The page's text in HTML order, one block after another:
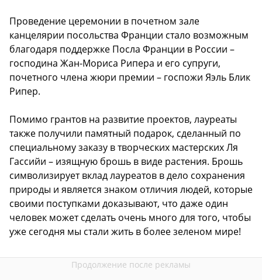
Проведение церемонии в почетном зале
канцелярии посольства Франции стало возможным
благодаря поддержке Посла Франции в России –
господина Жан-Мориса Рипера и его супруги,
почетного члена жюри премии – госпожи Яэль Блик
Рипер.
Помимо грантов на развитие проектов, лауреаты
также получили памятный подарок, сделанный по
специальному заказу в творческих мастерских Ля
Гассийи – изящную брошь в виде растения. Брошь
символизирует вклад лауреатов в дело сохранения
природы и является знаком отличия людей, которые
своими поступками доказывают, что даже один
человек может сделать очень много для того, чтобы
уже сегодня мы стали жить в более зеленом мире!